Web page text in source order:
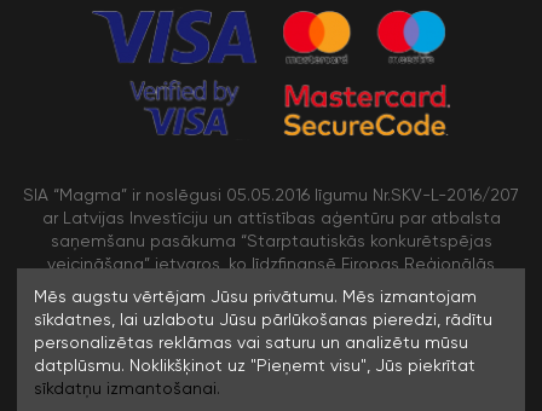
SIA “Magma” ir noslēgusi 05.05.2016 līgumu Nr.SKV-L-2016/207
ar Latvijas Investīciju un attīstības aģentūru par atbalsta
saņemšanu pasākuma “Starptautiskās konkurētspējas
veicināšana” ietvaros, ko līdzfinansē Eiropas Reģionālās
attīstības fonds
Mēs augstu vērtējam Jūsu privātumu. Mēs izmantojam
sīkdatnes, lai uzlabotu Jūsu pārlūkošanas pieredzi, rādītu
personalizētas reklāmas vai saturu un analizētu mūsu
datplūsmu. Noklikšķinot uz "Pieņemt visu", Jūs piekrītat
sīkdatņu izmantošanai.